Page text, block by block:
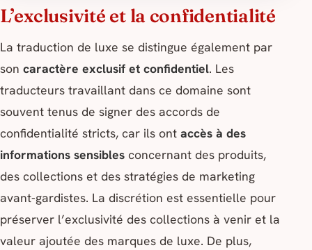
L’exclusivité et la confidentialité
La traduction de luxe se distingue également par
son caractère exclusif et confidentiel. Les
traducteurs travaillant dans ce domaine sont
souvent tenus de signer des accords de
confidentialité stricts, car ils ont accès à des
informations sensibles concernant des produits,
des collections et des stratégies de marketing
avant-gardistes. La discrétion est essentielle pour
préserver l’exclusivité des collections à venir et la
valeur ajoutée des marques de luxe. De plus,